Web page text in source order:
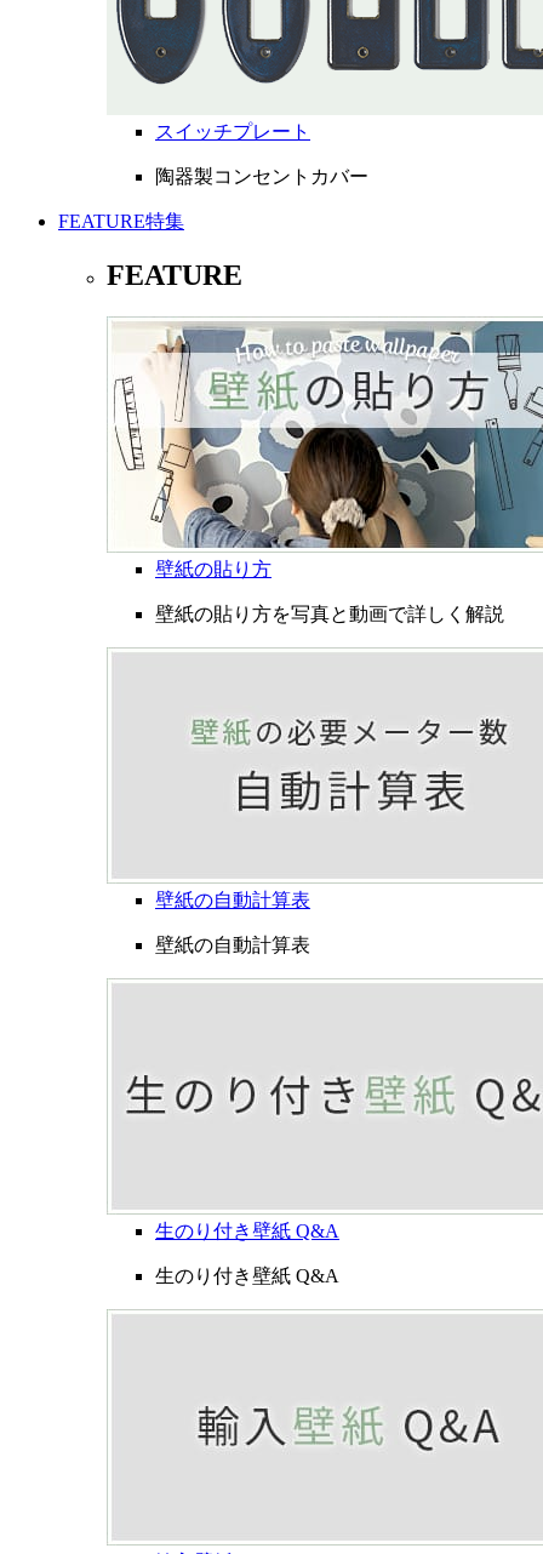
スイッチプレート
陶器製コンセントカバー
FEATURE特集
FEATURE
壁紙の貼り方
壁紙の貼り方を写真と動画で詳しく解説
壁紙の自動計算表
壁紙の自動計算表
生のり付き壁紙 Q&A
生のり付き壁紙 Q&A